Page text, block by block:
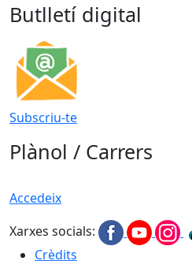
Butlletí digital
Subscriu-te
Plànol / Carrers
Accedeix
Xarxes socials:
Crèdits